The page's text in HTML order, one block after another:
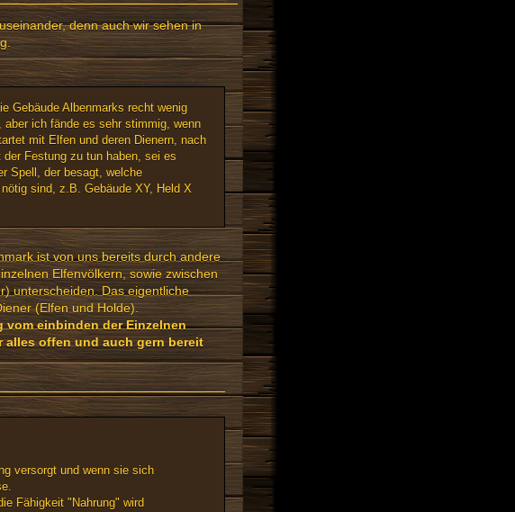
denn auch wir sehen in
Gebäude Albenmarks recht wenig
ich fände es sehr stimmig, wenn
mit Elfen und deren Dienern, nach
Festung zu tun haben, sei es
Spell, der besagt, welche
sind, z.B. Gebäude XY, Held X
ist von uns bereits durch andere
Elfenvölkern, sowie zwischen
unterscheiden. Das eigentliche
(Elfen und Holde).
einbinden der Einzelnen
alles offen und auch gern bereit
versorgt und wenn sie sich
Fähigkeit "Nahrung" wird